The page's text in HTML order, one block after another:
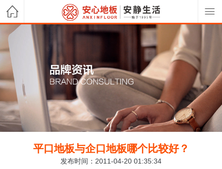
平口地板与企口地板哪个比较好？
发布时间：2011-04-20 01:35:34